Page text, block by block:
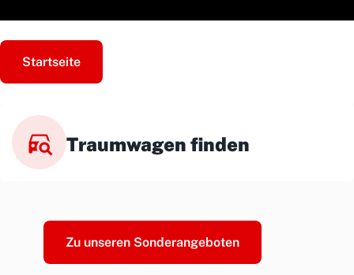
Startseite
Traumwagen finden
Zu unseren Sonderangeboten